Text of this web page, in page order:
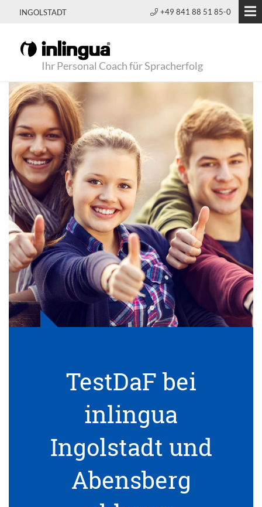
INGOLSTADT +49 841 88 51 85-0
Ihr Personal Coach für Spracherfolg
TestDaF bei
inlingua
Ingolstadt und
Abensberg